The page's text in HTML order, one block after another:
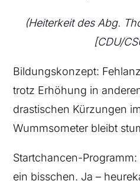
(Heiterkeit des Abg.
[CDU/
Bildungskonzept:
trotz Erhöhung in
drastischen Kürzungen
Wummsometer bleibt
Startchancen-
ein bisschen. Ja –